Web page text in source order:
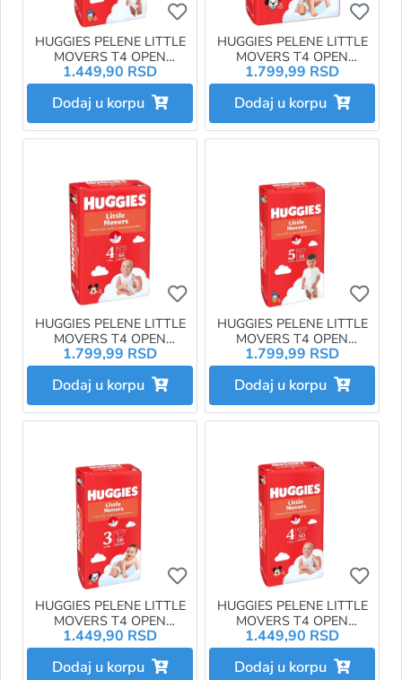
Ukoliko želite da dodate
HUGGIES PELENE LITTLE
MOVERS T4 OPEN
DIAPERS JUMBO 5 11-
25KG 42KOM
1.449,90 RSD
Dodaj u korpu
HUGGIES PELENE LITTLE
MOVERS T4 OPEN
DIAPERS MEGA 3 4-9KG
78KOM
1.799,99 RSD
Dodaj u korpu
Ukoliko želite da dodate
HUGGIES PELENE LITTLE
MOVERS T4 OPEN
DIAPERS MEGA 4 7-18KG
66KOM
1.799,99 RSD
Dodaj u korpu
HUGGIES PELENE LITTLE
MOVERS T4 OPEN
DIAPERS MEGA 5 11-25KG
58KOM
1.799,99 RSD
Dodaj u korpu
Ukoliko želite da dodate
HUGGIES PELENE LITTLE
MOVERS T4 OPEN
DIAPERS JUMBO 3 4-9KG
56KOM
1.449,90 RSD
Dodaj u korpu
HUGGIES PELENE LITTLE
MOVERS T4 OPEN
DIAPERS JUMBO 4 7-18KG
50KOM
1.449,90 RSD
Dodaj u korpu